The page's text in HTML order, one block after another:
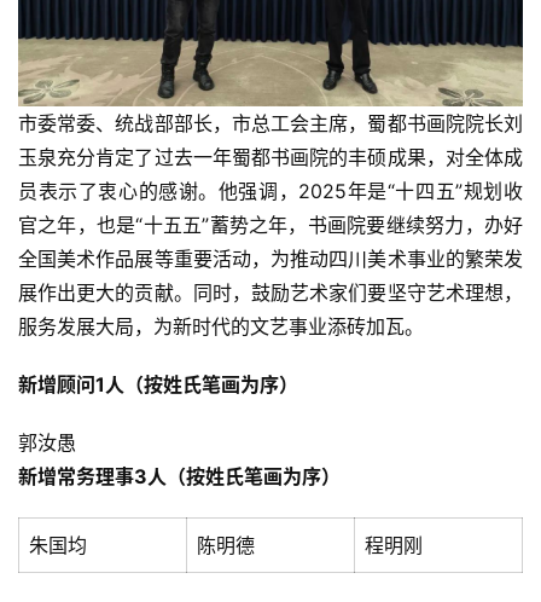
稿
学
术
研
究
法
书
欣
砚
边
夜
话
美
市委常委、统战部部长，市总工会主席，蜀都书画院院长刘
玉泉充分肯定了过去一年蜀都书画院的丰硕成果，对全体成
员表示了衷心的感谢。他强调，2025年是“十四五”规划收
官之年，也是“十五五”蓄势之年，书画院要继续努力，办好
全国美术作品展等重要活动，为推动四川美术事业的繁荣发
展作出更大的贡献。同时，鼓励艺术家们要坚守艺术理想，
服务发展大局，为新时代的文艺事业添砖加瓦。
新增顾问1人 （按姓氏笔画为序）
郭汝愚
新增常务理事3人 （按姓氏笔画为序）
朱国均 陈明德 程明刚